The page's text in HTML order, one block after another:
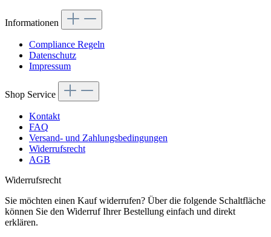
Informationen
Compliance Regeln
Datenschutz
Impressum
Shop Service
Kontakt
FAQ
Versand- und Zahlungsbedingungen
Widerrufsrecht
AGB
Widerrufsrecht
Sie möchten einen Kauf widerrufen? Über die folgende Schaltfläche
können Sie den Widerruf Ihrer Bestellung einfach und direkt
erklären.